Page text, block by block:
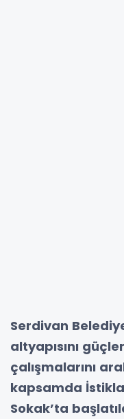
Serdivan
altyapısını
çalışmalarını
kapsamda
Sokak’ta